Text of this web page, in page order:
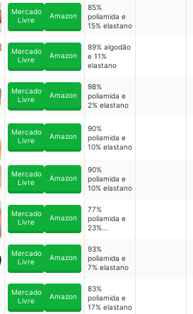
Mercado
Livre
Amazon
85%
poliamida e
15% elastano
Mercado
Livre
Amazon
89% algodão
e 11%
elastano
Mercado
Livre
Amazon
98%
poliamida e
2% elastano
Mercado
Livre
Amazon
90%
poliamida e
10% elastano
Mercado
Livre
Amazon
90%
poliamida e
10% elastano
Mercado
Livre
Amazon
77%
poliamida e
23%
Mercado
Livre
Amazon
93%
poliamida e
7% elastano
Mercado
Livre
Amazon
83%
poliamida e
17% elastano